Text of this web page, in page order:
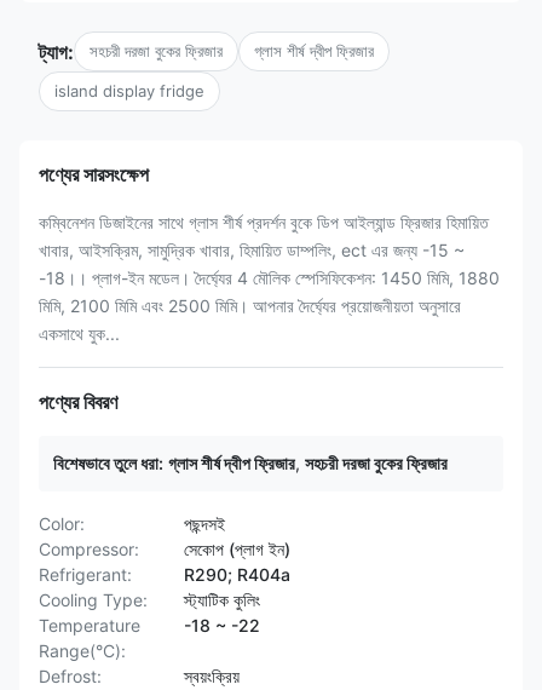
ট্যাগ: সহচরী দরজা বুকের ফ্রিজার গ্লাস শীর্ষ দ্বীপ ফ্রিজার
island display fridge
পণ্যের সারসংক্ষেপ
কম্বিনেশন ডিজাইনের সাথে গ্লাস শীর্ষ প্রদর্শন বুকে ডিপ আইল্যান্ড ফ্রিজার হিমায়িত
খাবার, আইসক্রিম, সামুদ্রিক খাবার, হিমায়িত ডাম্পলিং, ect এর জন্য -15 ~
-18।। প্লাগ-ইন মডেল। দৈর্ঘ্যের 4 মৌলিক স্পেসিফিকেশন: 1450 মিমি, 1880
মিমি, 2100 মিমি এবং 2500 মিমি। আপনার দৈর্ঘ্যের প্রয়োজনীয়তা অনুসারে
একসাথে যুক...
পণ্যের বিবরণ
বিশেষভাবে তুলে ধরা: গ্লাস শীর্ষ দ্বীপ ফ্রিজার, সহচরী দরজা বুকের ফ্রিজার
Color:
পছন্দসই
Compressor:
সেকোপ (প্লাগ ইন)
Refrigerant:
R290; R404a
Cooling Type:
স্ট্যাটিক কুলিং
Temperature
Range(°C):
-18 ~ -22
Defrost:
স্বয়ংক্রিয়